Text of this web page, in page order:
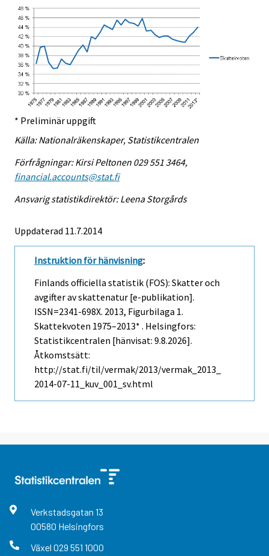
* Preliminär uppgift
Källa: Nationalräkenskaper, Statistikcentralen
Förfrågningar: Kirsi Peltonen 029 551 3464,
financial.accounts@stat.fi
Ansvarig statistikdirektör: Leena Storgårds
Uppdaterad 11.7.2014
Instruktion för hänvisning:
Finlands officiella statistik (FOS): Skatter och
avgifter av skattenatur [e-publikation].
ISSN=2341-698X. 2013, Figurbilaga 1.
Skattekvoten 1975–2013* . Helsingfors:
Statistikcentralen [hänvisat: 9.8.2026].
Åtkomstsätt:
http://stat.fi/til/vermak/2013/vermak_2013_
2014-07-11_kuv_001_sv.html
Verkstadsgatan 13
00580 Helsingfors
Växel 029 551 1000